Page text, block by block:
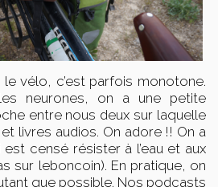
vélo, c’est parfois monotone.
neurones, on a une petite
entre nous deux sur laquelle
livres audios. On adore !! On a
censé résister à l’eau et aux
sur leboncoin). En pratique, on
que possible. Nos podcasts